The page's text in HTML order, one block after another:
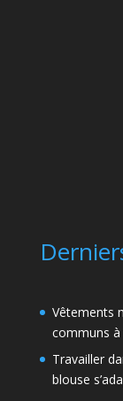
Vêtements
communs
Travailler
blouse